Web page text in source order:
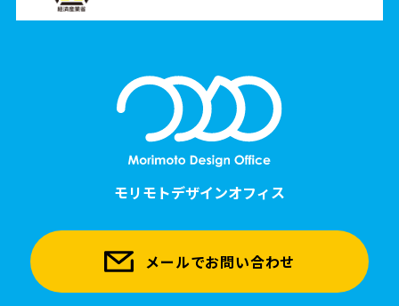
モリモトデザインオフィス
メールでお問い合わせ